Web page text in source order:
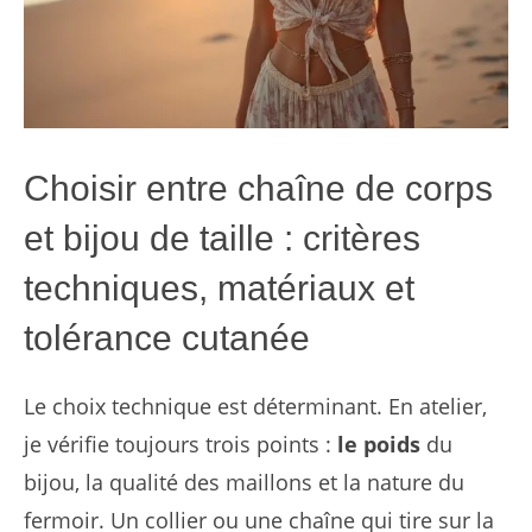
Choisir entre chaîne de corps
et bijou de taille : critères
techniques, matériaux et
tolérance cutanée
Le choix technique est déterminant. En atelier,
je vérifie toujours trois points : le poids du
bijou, la qualité des maillons et la nature du
fermoir. Un collier ou une chaîne qui tire sur la